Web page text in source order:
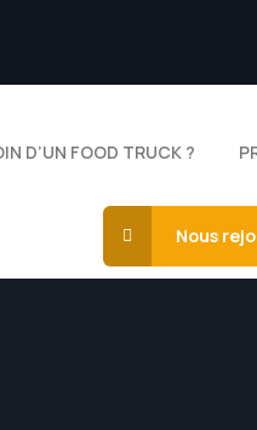
D’UN FOOD TRUCK ?
Nous